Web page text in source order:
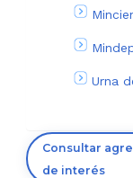
Urna
Consultar
de interés